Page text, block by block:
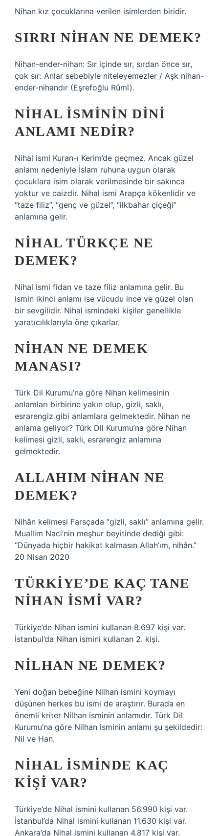
Nihan kız çocuklarına verilen isimlerden biridir.
SIRRI NIHAN NE DEMEK?
Nihan-ender-nihan: Sır içinde sır, sırdan önce sır,
çok sır: Anlar sebebiyle niteleyemezler / Aşk nihan-
ender-nihandır (Eşrefoğlu Rûmî).
NIHAL ISMININ DINI
ANLAMI NEDIR?
Nihal ismi Kuran-ı Kerim’de geçmez. Ancak güzel
anlamı nedeniyle İslam ruhuna uygun olarak
çocuklara isim olarak verilmesinde bir sakınca
yoktur ve caizdir. Nihal ismi Arapça kökenlidir ve
“taze filiz”, “genç ve güzel”, “ilkbahar çiçeği”
anlamına gelir.
NIHAL TÜRKÇE NE
DEMEK?
Nihal ismi fidan ve taze filiz anlamına gelir. Bu
ismin ikinci anlamı ise vücudu ince ve güzel olan
bir sevgilidir. Nihal ismindeki kişiler genellikle
yaratıcılıklarıyla öne çıkarlar.
NIHAN NE DEMEK
MANASI?
Türk Dil Kurumu’na göre Nihan kelimesinin
anlamları birbirine yakın olup, gizli, saklı,
esrarengiz gibi anlamlara gelmektedir. Nihan ne
anlama geliyor? Türk Dil Kurumu’na göre Nihan
kelimesi gizli, saklı, esrarengiz anlamına
gelmektedir.
ALLAHIM NIHAN NE
DEMEK?
Nihân kelimesi Farsçada “gizli, saklı” anlamına gelir.
Muallim Naci’nin meşhur beyitinde dediği gibi:
“Dünyada hiçbir hakikat kalmasın Allah’ım, nihân.”
20 Nisan 2020
TÜRKIYE’DE KAÇ TANE
NIHAN ISMI VAR?
Türkiye’de Nihan ismini kullanan 8.697 kişi var.
İstanbul’da Nihan ismini kullanan 2. kişi.
NILHAN NE DEMEK?
Yeni doğan bebeğine Nilhan ismini koymayı
düşünen herkes bu ismi de araştırır. Burada en
önemli kriter Nilhan isminin anlamıdır. Türk Dil
Kurumu’na göre Nilhan isminin anlamı şu şekildedir:
Nil ve Han.
NIHAL ISMINDE KAÇ
KIŞI VAR?
Türkiye’de Nihal ismini kullanan 56.990 kişi var.
İstanbul’da Nihal ismini kullanan 11.630 kişi var.
Ankara’da Nihal ismini kullanan 4.817 kişi var.